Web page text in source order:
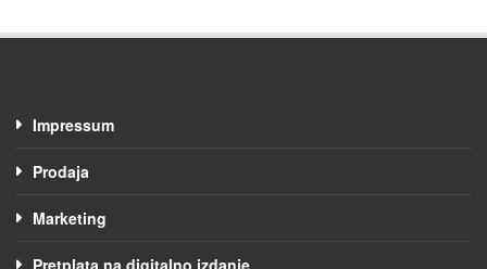
Impressum
Prodaja
Marketing
Pretplata na digitalno izdanje